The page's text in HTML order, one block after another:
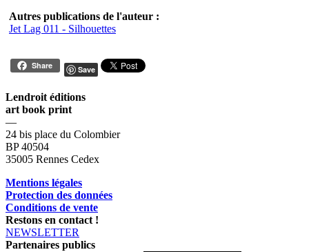
Autres publications de l'auteur :
Jet Lag 011 - Silhouettes
Share Save
Lendroit éditions
art book print
—
24 bis place du Colombier
BP 40504
35005 Rennes Cedex
Mentions légales
Protection des données
Conditions de vente
Restons en contact !
NEWSLETTER
Partenaires publics